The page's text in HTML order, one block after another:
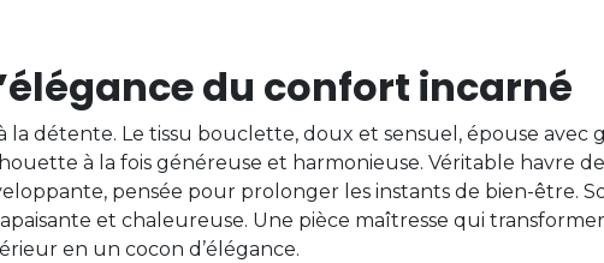
du confort incarné
la détente. Le tissu bouclette, doux et sensuel, épouse avec
à la fois généreuse et harmonieuse. Véritable havre
pensée pour prolonger les instants de bien-être.
et chaleureuse. Une pièce maîtresse qui
en un cocon d’élégance.